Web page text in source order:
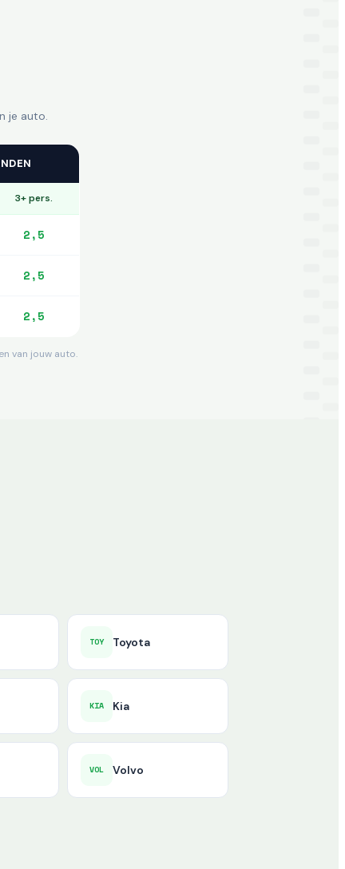
je auto.
3+ pers.
2,5
2,5
2,5
van jouw auto.
TOY Toyota
KIA Kia
VOL Volvo